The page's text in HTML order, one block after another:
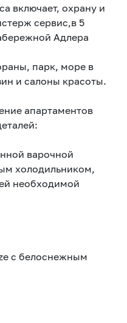
включает, охрану и
сервис,в 5
Адлера
парк, море в
и салоны красоты.
апартаментов
варочной
холодильником,
необходимой
с белоснежным